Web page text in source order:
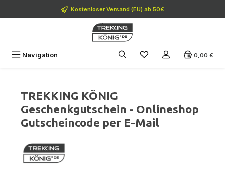
Zum Hauptinhalt springenKostenloser Versand (EU) ab 50€
Navigation 0,00 €
TREKKING KÖNIG
Geschenkgutschein - Onlineshop
Gutscheincode per E-Mail